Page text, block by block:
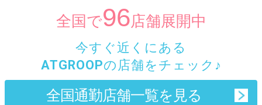
全国で96店舗展開中
今すぐ近くにある
ATGROOPの店舗をチェック♪
全国通勤店舗一覧を見る